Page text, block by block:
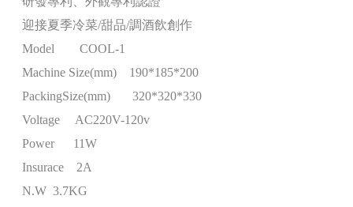
迎接夏季冷菜/甜品/調酒飲創作
Model COOL-1
Machine Size(mm) 190*185*200
PackingSize(mm) 320*320*330
Voltage AC220V-120v
Power 11W
Insurace 2A
N.W 3.7KG